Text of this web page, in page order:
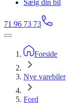
Sælg din bil
71 96 73 73
Forside
Nye varebiler
Ford